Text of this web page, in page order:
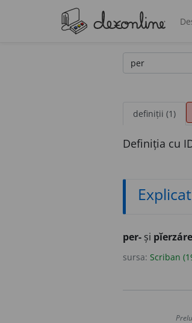
definiții (1)
Definiția cu
per- și pĭerzáre
sursa: Scriban